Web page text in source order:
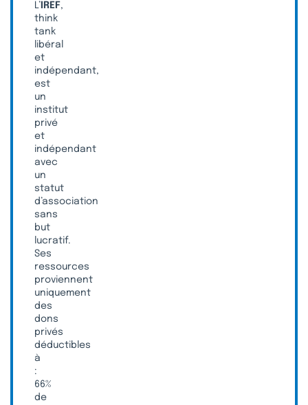
L’ IREF,
think
tank
libéral
et
indépendant,
est
un
institut
privé
et
indépendant
avec
un
statut
d’association
sans
but
lucratif.
Ses
ressources
proviennent
uniquement
des
dons
privés
déductibles
à
:
66%
de